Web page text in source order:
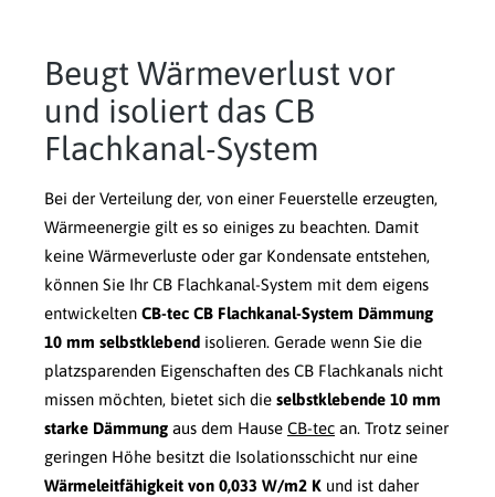
Beugt Wärmeverlust vor
und isoliert das CB
Flachkanal-System
Bei der Verteilung der, von einer Feuerstelle erzeugten,
Wärmeenergie gilt es so einiges zu beachten. Damit
keine Wärmeverluste oder gar Kondensate entstehen,
können Sie Ihr CB Flachkanal-System mit dem eigens
entwickelten CB-tec CB Flachkanal-System Dämmung
10 mm selbstklebend isolieren. Gerade wenn Sie die
platzsparenden Eigenschaften des CB Flachkanals nicht
missen möchten, bietet sich die selbstklebende 10 mm
starke Dämmung aus dem Hause CB-tec an. Trotz seiner
geringen Höhe besitzt die Isolationsschicht nur eine
Wärmeleitfähigkeit von 0,033 W/m2 K und ist daher